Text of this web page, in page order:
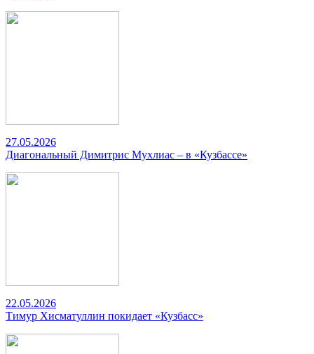
27.05.2026
Диагональный Димитрис Мухлиас – в «Кузбассе»
22.05.2026
Тимур Хисматуллин покидает «Кузбасс»